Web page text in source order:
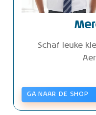
Schaf leuke
GA NAAR DE SHOP